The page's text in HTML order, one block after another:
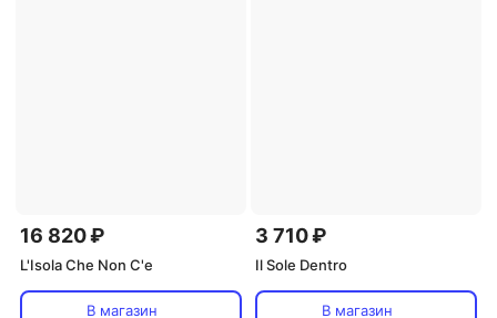
16 820 ₽
L'Isola Che Non C'e
В магазин
3 710 ₽
Il Sole Dentro
В магазин